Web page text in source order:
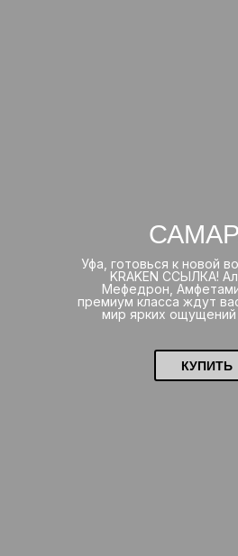
Уфа, готовься к новой
KRAKEN ССЫЛКА!
Мефедрон,
премиум класса ждут
мир ярких ощущений
КУПИТЬ